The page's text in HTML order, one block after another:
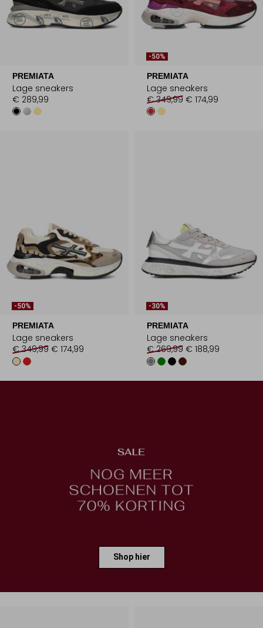
PREMIATA
Lage sneakers
€ 289,99
-50%
PREMIATA
Lage sneakers
€ 349,99 € 174,99
-50%
PREMIATA
Lage sneakers
€ 349,99 € 174,99
-30%
PREMIATA
Lage sneakers
€ 269,99 € 188,99
Shop hier